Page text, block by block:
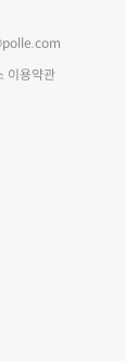
이용약관